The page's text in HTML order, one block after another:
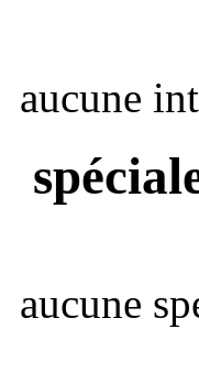
aucune
aucune